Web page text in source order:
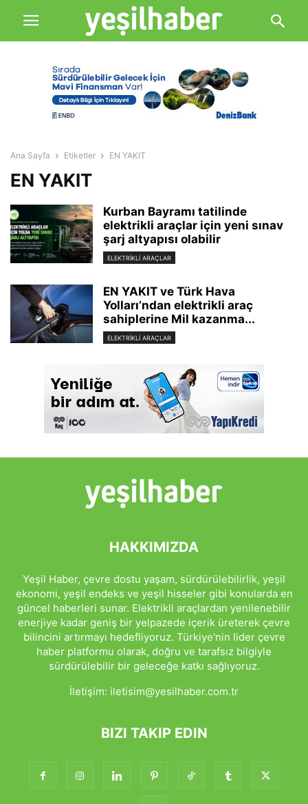
Ana Sayfa Etiketler EN YAKIT
EN YAKIT
Kurban Bayramı tatilinde
elektrikli araçlar için yeni sınav
şarj altyapısı olabilir
ELEKTRIKLI ARAÇLAR
EN YAKIT ve Türk Hava
Yolları’ndan elektrikli araç
sahiplerine Mil kazanma...
ELEKTRIKLI ARAÇLAR
HAKKIMIZDA
Yeşil Haber, çevre dostu yaşam, sürdürülebilirlik, yeşil
ekonomi, yeşil endeks ve yeşil hisseler gibi konularda en
güncel haberleri sunar. Elektrikli araçlardan yenilenebilir
enerjiye kadar geniş bir yelpazede içerik üreterek çevre
bilincini artırmayı hedefliyoruz. Türkiye'nin lider çevre
haber platformu olarak, doğru ve tarafsız bilgiyle
sürdürülebilir bir geleceğe katkı sağlıyoruz.
İletişim: iletisim@yesilhaber.com.tr
BIZI TAKIP EDIN